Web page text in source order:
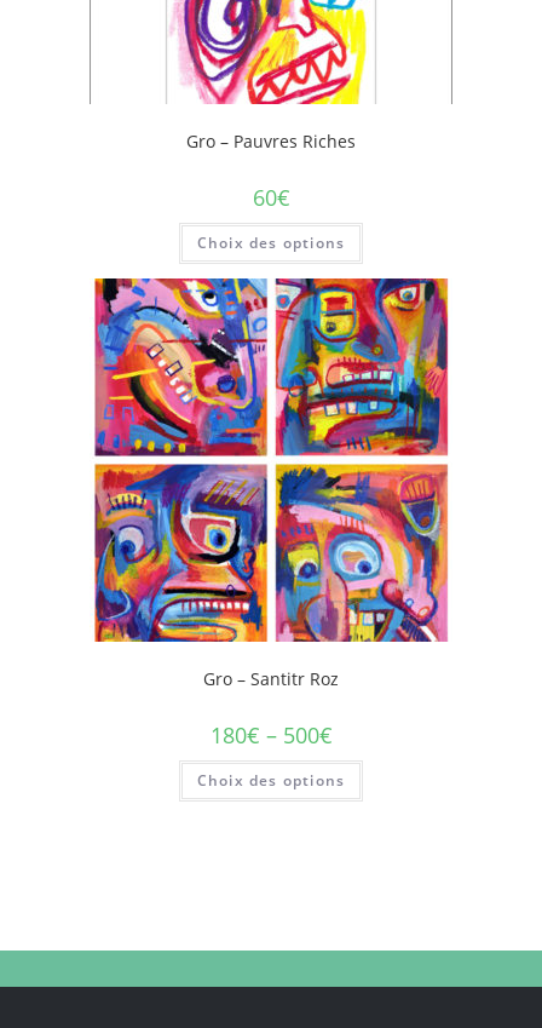
Gro – Pauvres Riches
60€
Choix des options
Gro – Santitr Roz
180€ – 500€
Choix des options